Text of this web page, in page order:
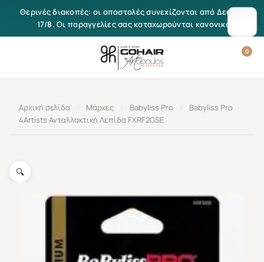
Μετάβαση στο περιεχόμενο
Θερινές διακοπές: οι αποστολές συνεχίζονται από Δευτέρα
17/8. Οι παραγγελίες σας καταχωρούνται κανονικά.
0
Αρχική σελίδα Μάρκες Babyliss Pro
Babyliss Pro
4Artists Ανταλλακτική Λεπίδα FXRF2GSE
🔍